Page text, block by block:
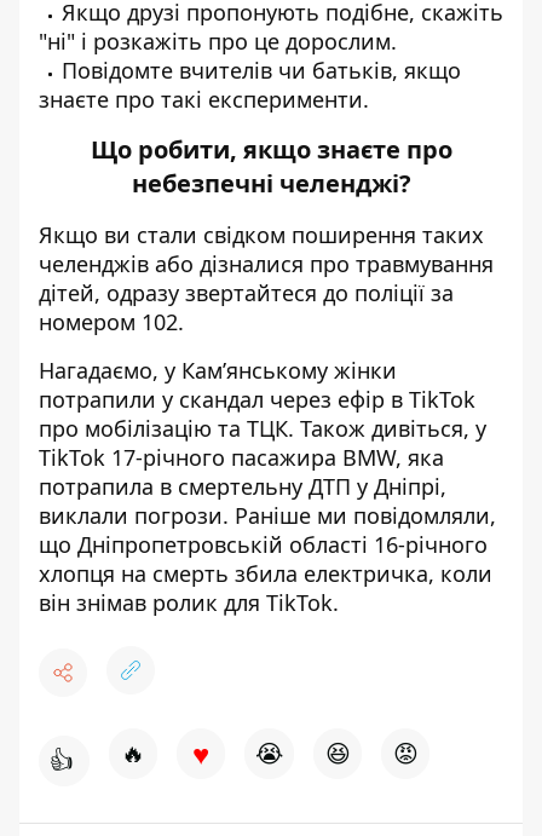
Якщо друзі пропонують подібне, скажіть
"ні" і розкажіть про це дорослим.
Повідомте вчителів чи батьків, якщо
знаєте про такі експерименти.
Що робити, якщо знаєте про
небезпечні челенджі?
Якщо ви стали свідком поширення таких
челенджів або дізналися про травмування
дітей, одразу звертайтеся до поліції за
номером 102.
Нагадаємо, у Кам’янському жінки
потрапили у скандал через ефір в TikTok
про мобілізацію та ТЦК. Також дивіться, у
TikTok 17-річного пасажира BMW, яка
потрапила в смертельну ДТП у Дніпрі,
виклали погрози. Раніше ми повідомляли,
що Дніпропетровській області 16-річного
хлопця на смерть збила електричка, коли
він знімав ролик для TikTok.
👍 🔥 ♥ 😭 😆 😡